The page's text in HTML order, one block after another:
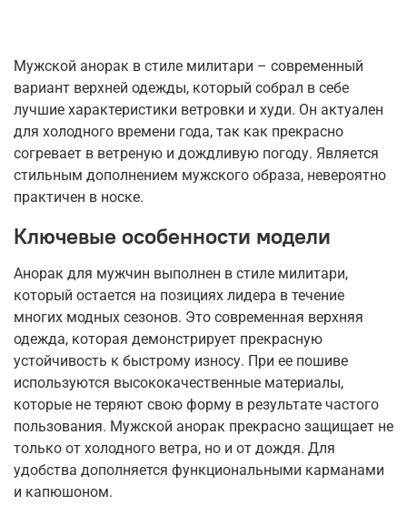
Мужской анорак в стиле милитари – современный
вариант верхней одежды, который собрал в себе
лучшие характеристики ветровки и худи. Он актуален
для холодного времени года, так как прекрасно
согревает в ветреную и дождливую погоду. Является
стильным дополнением мужского образа, невероятно
практичен в носке.
Ключевые особенности модели
Анорак для мужчин выполнен в стиле милитари,
который остается на позициях лидера в течение
многих модных сезонов. Это современная верхняя
одежда, которая демонстрирует прекрасную
устойчивость к быстрому износу. При ее пошиве
используются высококачественные материалы,
которые не теряют свою форму в результате частого
пользования. Мужской анорак прекрасно защищает не
только от холодного ветра, но и от дождя. Для
удобства дополняется функциональными карманами
и капюшоном.